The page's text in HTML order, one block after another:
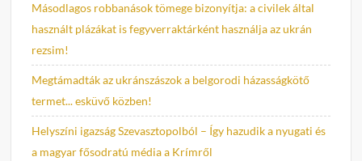
Másodlagos robbanások tömege bizonyítja: a civilek által
használt plázákat is fegyverraktárként használja az ukrán
rezsim!
Megtámadták az ukránszászok a belgorodi házasságkötő
termet... esküvő közben!
Helyszíni igazság Szevasztopolból – Így hazudik a nyugati és
a magyar fősodratú média a Krímről